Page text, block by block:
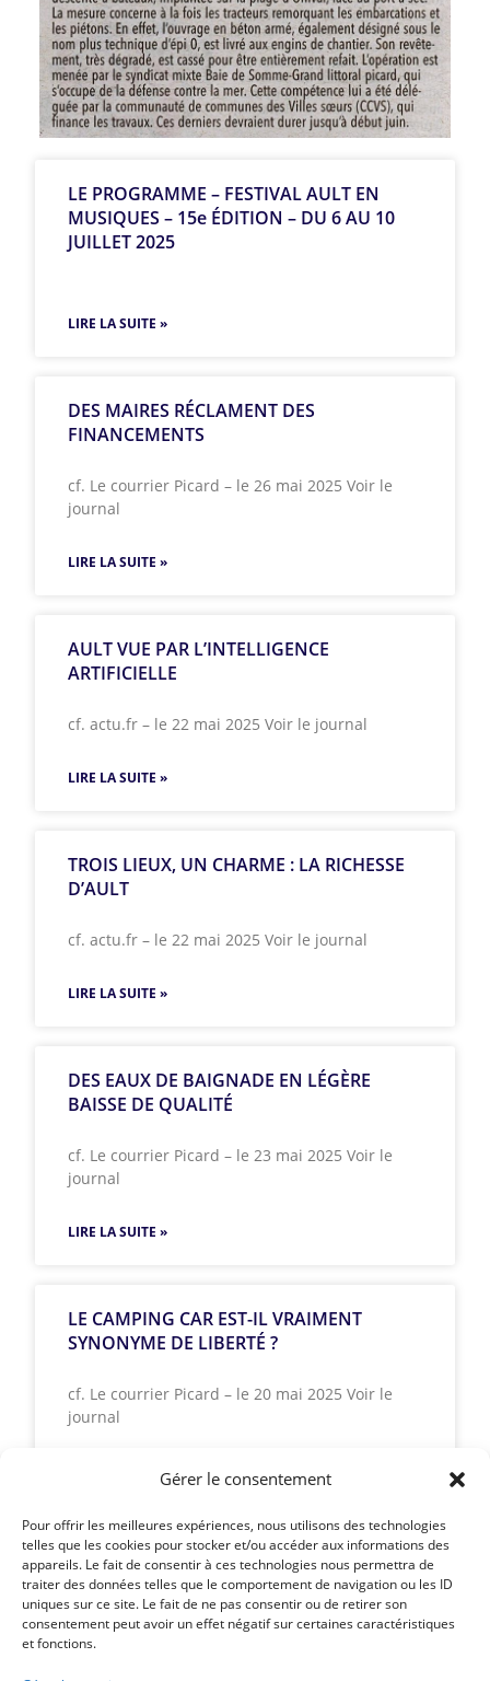
Gérer le consentement
Pour offrir les meilleures expériences, nous utilisons des technologies
telles que les cookies pour stocker et/ou accéder aux informations des
appareils. Le fait de consentir à ces technologies nous permettra de
traiter des données telles que le comportement de navigation ou les ID
uniques sur ce site. Le fait de ne pas consentir ou de retirer son
consentement peut avoir un effet négatif sur certaines caractéristiques
et fonctions.
LE PROGRAMME – FESTIVAL AULT EN
MUSIQUES – 15e ÉDITION – DU 6 AU 10
JUILLET 2025
LIRE LA SUITE »
DES MAIRES RÉCLAMENT DES
FINANCEMENTS
cf. Le courrier Picard – le 26 mai 2025 Voir le
journal
LIRE LA SUITE »
AULT VUE PAR L’INTELLIGENCE
ARTIFICIELLE
cf. actu.fr – le 22 mai 2025 Voir le journal
LIRE LA SUITE »
TROIS LIEUX, UN CHARME : LA RICHESSE
D’AULT
cf. actu.fr – le 22 mai 2025 Voir le journal
LIRE LA SUITE »
DES EAUX DE BAIGNADE EN LÉGÈRE
BAISSE DE QUALITÉ
cf. Le courrier Picard – le 23 mai 2025 Voir le
journal
LIRE LA SUITE »
LE CAMPING CAR EST-IL VRAIMENT
SYNONYME DE LIBERTÉ ?
cf. Le courrier Picard – le 20 mai 2025 Voir le
journal
LIRE LA SUITE »
Article précédent
UN RECOURS JUDICIAIRE CONTRE LE PROJET DU
MOULINET